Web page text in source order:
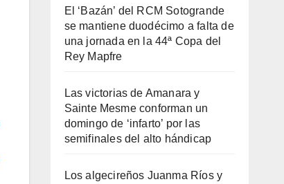
El ‘Bazán’ del RCM Sotogrande
se mantiene duodécimo a falta de
una jornada en la 44ª Copa del
Rey Mapfre
Las victorias de Amanara y
Sainte Mesme conforman un
domingo de ‘infarto’ por las
semifinales del alto hándicap
Los algecireños Juanma Ríos y